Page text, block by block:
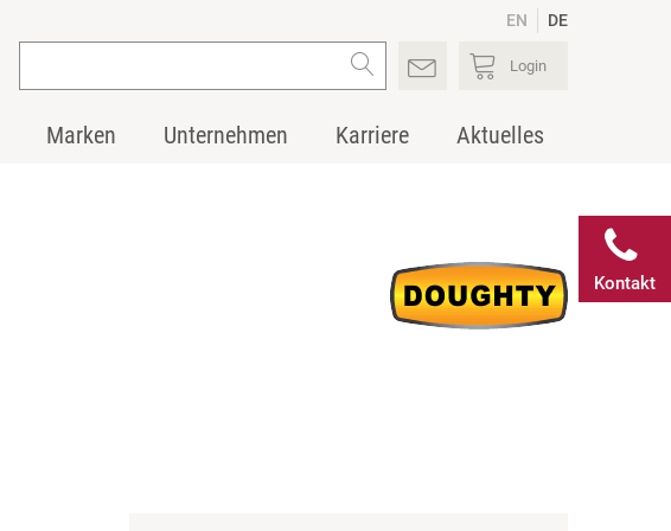
EN DE
Login
Marken Unternehmen Karriere Aktuelles
Kontakt